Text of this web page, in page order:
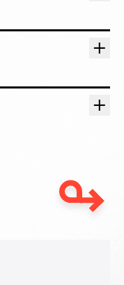
2025 - 08 - 02 23:59
円
2025 - 08 - 02 23:22
2025 - 08 - 02 23:07